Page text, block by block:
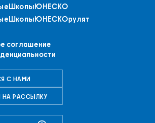
+7 (843) 294-83-44
соглашение
С НАМИ
РАССЫЛКУ